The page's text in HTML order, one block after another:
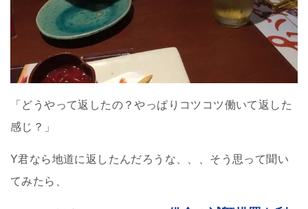
「どうやって返したの？やっぱりコツコツ働いて返した
感じ？」
Y君なら地道に返したんだろうな、、、そう思って聞い
てみたら、